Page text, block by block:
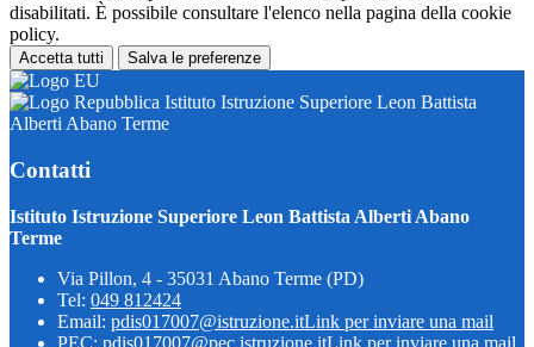
disabilitati. È possibile consultare l'elenco nella pagina della cookie
policy.
Accetta tutti Salva le preferenze
Istituto Istruzione Superiore Leon Battista
Alberti Abano Terme
Contatti
Istituto Istruzione Superiore Leon Battista Alberti Abano
Terme
Via Pillon, 4 - 35031 Abano Terme (PD)
Tel: 049 812424
Email: pdis017007@istruzione.itLink per inviare una mail
PEC: pdis017007@pec.istruzione.itLink per inviare una mail